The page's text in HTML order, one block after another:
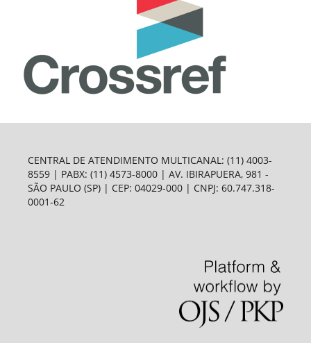
CENTRAL DE ATENDIMENTO MULTICANAL: (11) 4003-
8559 | PABX: (11) 4573-8000 | AV. IBIRAPUERA, 981 -
SÃO PAULO (SP) | CEP: 04029-000 | CNPJ: 60.747.318-
0001-62